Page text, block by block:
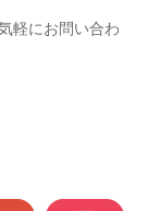
軽にお問い合わ